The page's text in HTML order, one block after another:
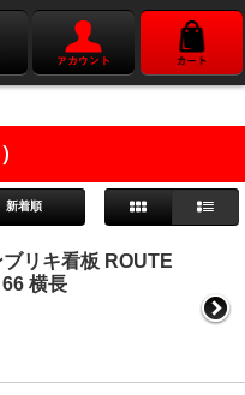
新着順
リキ看板 ROUTE
横長